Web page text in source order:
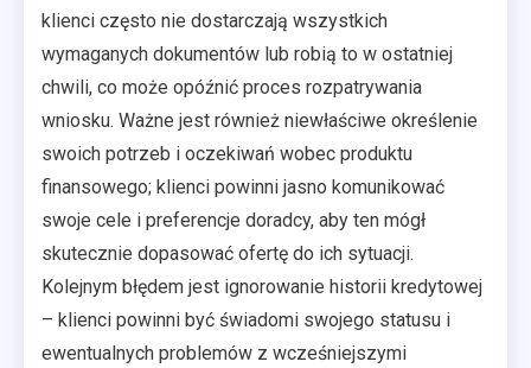
klienci często nie dostarczają wszystkich
wymaganych dokumentów lub robią to w ostatniej
chwili, co może opóźnić proces rozpatrywania
wniosku. Ważne jest również niewłaściwe określenie
swoich potrzeb i oczekiwań wobec produktu
finansowego; klienci powinni jasno komunikować
swoje cele i preferencje doradcy, aby ten mógł
skutecznie dopasować ofertę do ich sytuacji.
Kolejnym błędem jest ignorowanie historii kredytowej
– klienci powinni być świadomi swojego statusu i
ewentualnych problemów z wcześniejszymi